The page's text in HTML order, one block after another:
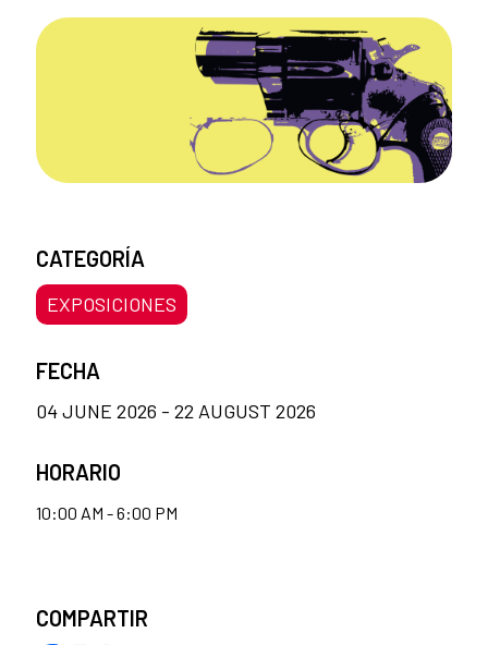
CATEGORÍA
EXPOSICIONES
FECHA
04 JUNE 2026 - 22 AUGUST 2026
HORARIO
10:00 AM - 6:00 PM
COMPARTIR